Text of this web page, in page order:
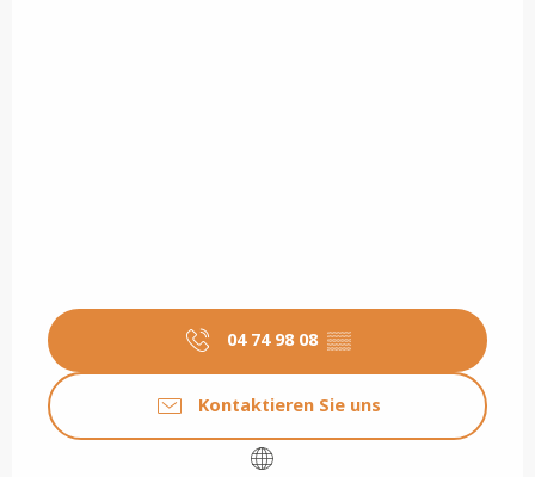
04 74 98 08 ▒▒
Kontaktieren Sie uns